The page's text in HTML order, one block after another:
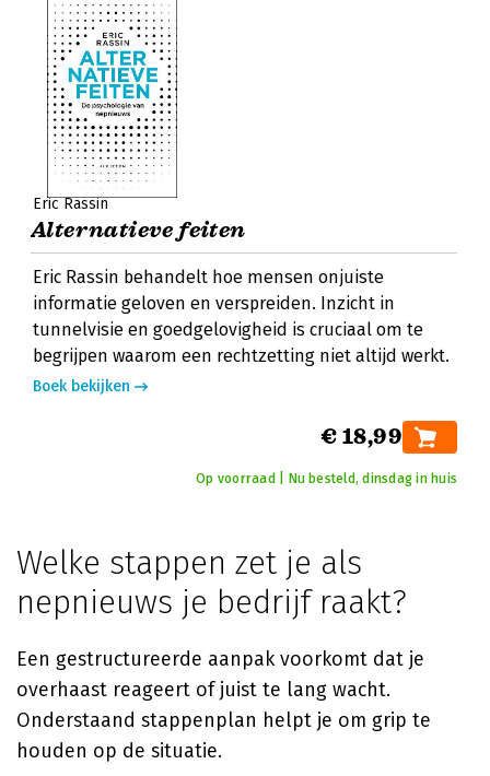
Eric Rassin
Alternatieve feiten
Eric Rassin behandelt hoe mensen onjuiste
informatie geloven en verspreiden. Inzicht in
tunnelvisie en goedgelovigheid is cruciaal om te
begrijpen waarom een rechtzetting niet altijd werkt.
Boek bekijken
€ 18,99
Op voorraad | Nu besteld, dinsdag in huis
Welke stappen zet je als
nepnieuws je bedrijf raakt?
Een gestructureerde aanpak voorkomt dat je
overhaast reageert of juist te lang wacht.
Onderstaand stappenplan helpt je om grip te
houden op de situatie.